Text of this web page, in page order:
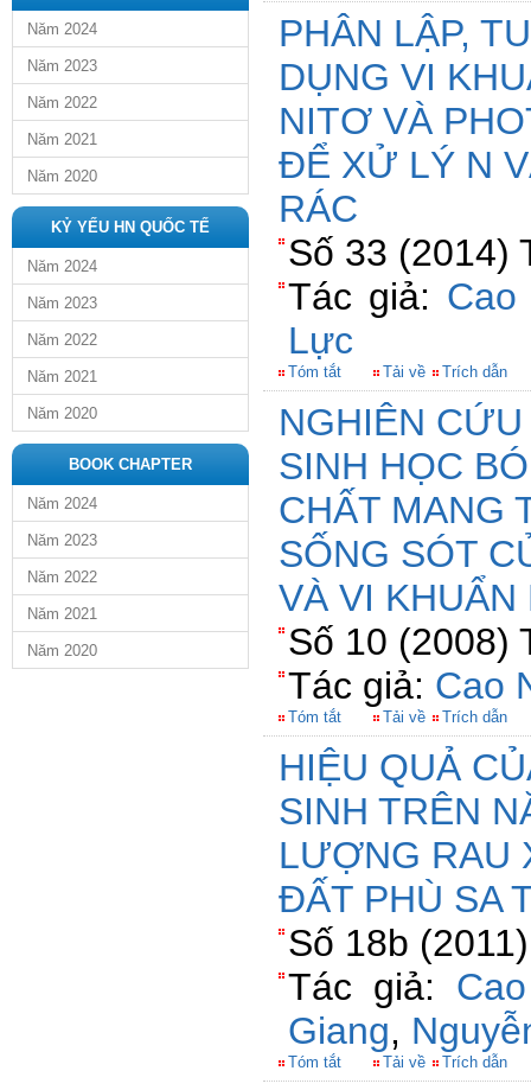
Năm 2024
Năm 2023
Năm 2022
Năm 2021
Năm 2020
KỶ YẾU HN QUỐC TẾ
Năm 2024
Năm 2023
Năm 2022
Năm 2021
Năm 2020
BOOK CHAPTER
Năm 2024
Năm 2023
Năm 2022
Năm 2021
Năm 2020
PHÂN LẬP,
DỤNG VI
NITƠ VÀ
ĐỂ XỬ LÝ N
RÁC
Số 33 (2014)
Tác giả:
Lực
Tóm tắt Tải về Trích dẫn
NGHIÊN
SINH HỌC
CHẤT MANG
SỐNG SÓT
VÀ VI KHUẨN
Số 10 (2008)
Tác giả: Cao
Tóm tắt Tải về Trích dẫn
HIỆU QUẢ
SINH TRÊN
LƯỢNG RAU
ĐẤT PHÙ SA
Số 18b
Tác giả:
Giang,
Tóm tắt Tải về Trích dẫn